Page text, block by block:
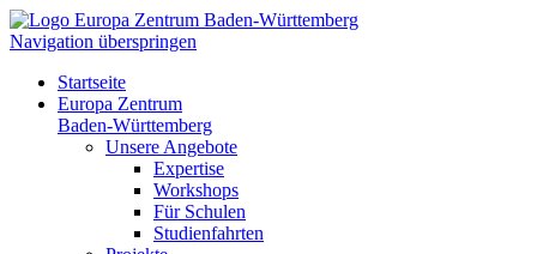
Navigation überspringen
Startseite
Europa Zentrum
Baden-Württemberg
Unsere Angebote
Expertise
Workshops
Für Schulen
Studienfahrten